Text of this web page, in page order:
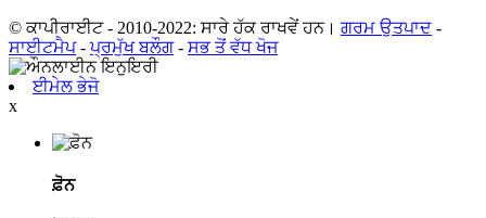
© ਕਾਪੀਰਾਈਟ - 2010-2022: ਸਾਰੇ ਹੱਕ ਰਾਖਵੇਂ ਹਨ। ਗਰਮ ਉਤਪਾਦ -
ਸਾਈਟਮੈਪ-ਪ੍ਰਮੁੱਖ ਬਲੌਗ- ਸਭ ਤੋਂ ਵੱਧ ਖੋਜ
ਈਮੇਲ ਭੇਜੋ
x
ਫ਼ੋਨ